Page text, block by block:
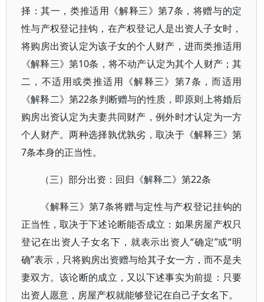
择：其一，类推适用《解释三》第7条，将赠与的定
性与产权登记挂钩，在产权登记人是出资人子女时，
将购房出资认定为该子女的个人财产，进而类推适用
《解释三》第10条，将不动产认定为其个人财产；其
二，不适用或类推适用《解释三》第7条，而适用
《解释二》第22条判断赠与的性质，即原则上将婚后
购房出资认定为夫妻共同财产，例外时才认定为一方
个人财产。两种选择孰优孰劣，取决于《解释三》第
7条本身的正当性。
（三）部分出资：回归《解释二》第22条
《解释三》第7条将赠与定性与产权登记挂钩的
正当性，取决于下述论断能否成立：如果房屋产权只
登记在出资人子女名下，就表示出资人“确定”或“明
确”表示，只将购房出资赠与给其子女一方，而不是夫
妻双方。该论断的成立，又以下述事实为前提：只要
出资人愿意，房屋产权就能够登记在自己子女名下。